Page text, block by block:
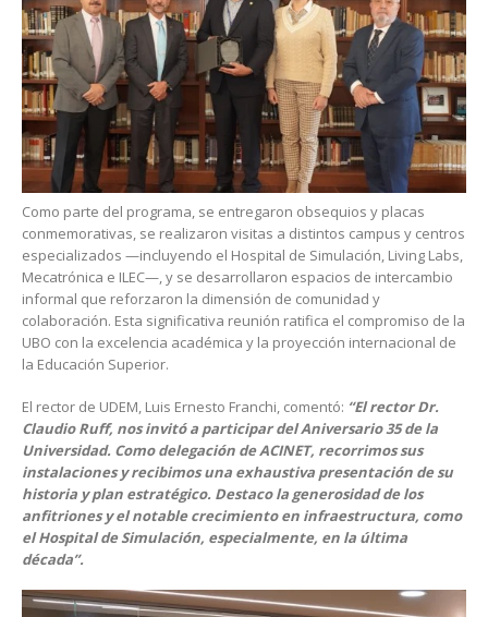
Como parte del programa, se entregaron obsequios y placas
conmemorativas, se realizaron visitas a distintos campus y centros
especializados —incluyendo el Hospital de Simulación, Living Labs,
Mecatrónica e ILEC—, y se desarrollaron espacios de intercambio
informal que reforzaron la dimensión de comunidad y
colaboración. Esta significativa reunión ratifica el compromiso de la
UBO con la excelencia académica y la proyección internacional de
la Educación Superior.
El rector de UDEM, Luis Ernesto Franchi, comentó: “El rector Dr.
Claudio Ruff, nos invitó a participar del Aniversario 35 de la
Universidad. Como delegación de ACINET, recorrimos sus
instalaciones y recibimos una exhaustiva presentación de su
historia y plan estratégico. Destaco la generosidad de los
anfitriones y el notable crecimiento en infraestructura, como
el Hospital de Simulación, especialmente, en la última
década”.